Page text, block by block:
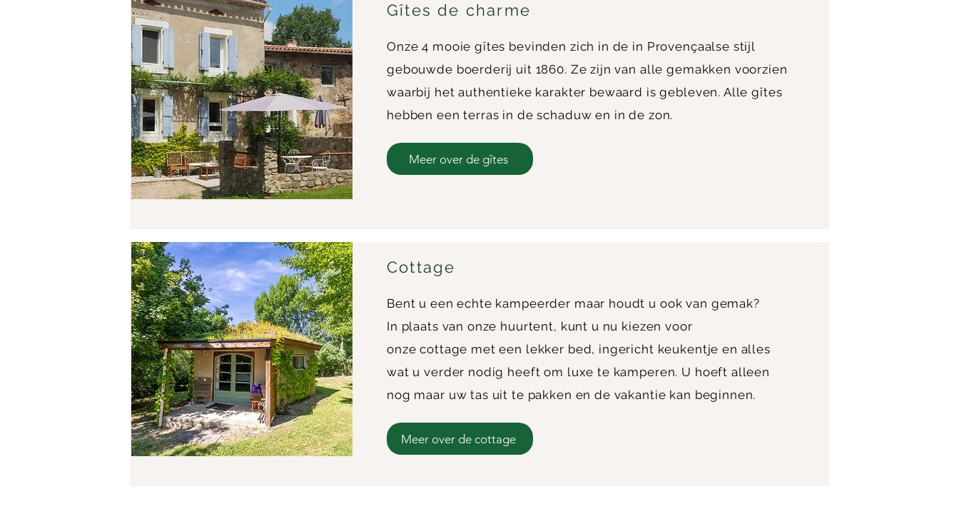
Gîtes de charme
Onze 4 mooie gîtes bevinden zich in de in Provençaalse stijl
gebouwde boerderij uit 1860. Ze zijn van alle gemakken voorzien
waarbij het authentieke karakter bewaard is gebleven. Alle gîtes
hebben een terras in de schaduw en in de zon.
Meer over de gîtes
Cottage
Bent u een echte kampeerder maar houdt u ook van gemak?
In plaats van onze huurtent, kunt u nu kiezen voor
onze cottage met een lekker bed, ingericht keukentje en alles
wat u verder nodig heeft om luxe te kamperen. U hoeft alleen
nog maar uw tas uit te pakken en de vakantie kan beginnen.
Meer over de cottage